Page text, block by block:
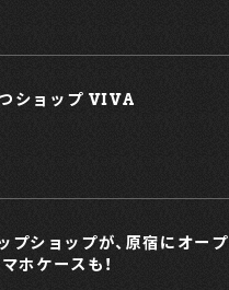
活
ベー
アー
の
ら、
グ
こ
全ラ
ショップ VIVA
ショップが、原宿にオープ
ホケースも！